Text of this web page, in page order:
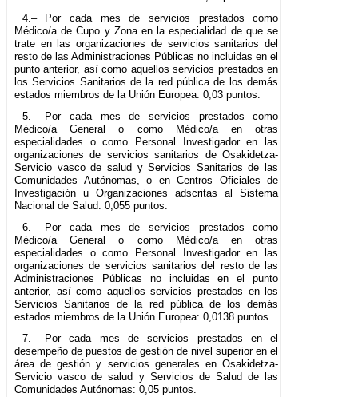
4.– Por cada mes de servicios prestados como
Médico/a de Cupo y Zona en la especialidad de que se
trate en las organizaciones de servicios sanitarios del
resto de las Administraciones Públicas no incluidas en el
punto anterior, así como aquellos servicios prestados en
los Servicios Sanitarios de la red pública de los demás
estados miembros de la Unión Europea: 0,03 puntos.
5.– Por cada mes de servicios prestados como
Médico/a General o como Médico/a en otras
especialidades o como Personal Investigador en las
organizaciones de servicios sanitarios de Osakidetza-
Servicio vasco de salud y Servicios Sanitarios de las
Comunidades Autónomas, o en Centros Oficiales de
Investigación u Organizaciones adscritas al Sistema
Nacional de Salud: 0,055 puntos.
6.– Por cada mes de servicios prestados como
Médico/a General o como Médico/a en otras
especialidades o como Personal Investigador en las
organizaciones de servicios sanitarios del resto de las
Administraciones Públicas no incluidas en el punto
anterior, así como aquellos servicios prestados en los
Servicios Sanitarios de la red pública de los demás
estados miembros de la Unión Europea: 0,0138 puntos.
7.– Por cada mes de servicios prestados en el
desempeño de puestos de gestión de nivel superior en el
área de gestión y servicios generales en Osakidetza-
Servicio vasco de salud y Servicios de Salud de las
Comunidades Autónomas: 0,05 puntos.